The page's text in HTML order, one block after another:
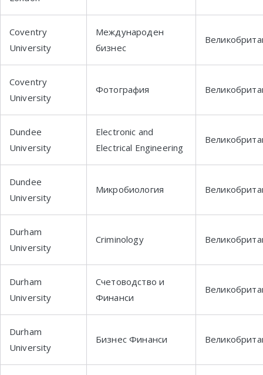
Coventry
University
Международен
бизнес
Coventry
University
Фотография
Dundee
University
Electronic and
Electrical Engineering
Dundee
University
Микробиология
Durham
University
Criminology
Durham
University
Счетоводство и
Финанси
Durham
University
Бизнес Финанси